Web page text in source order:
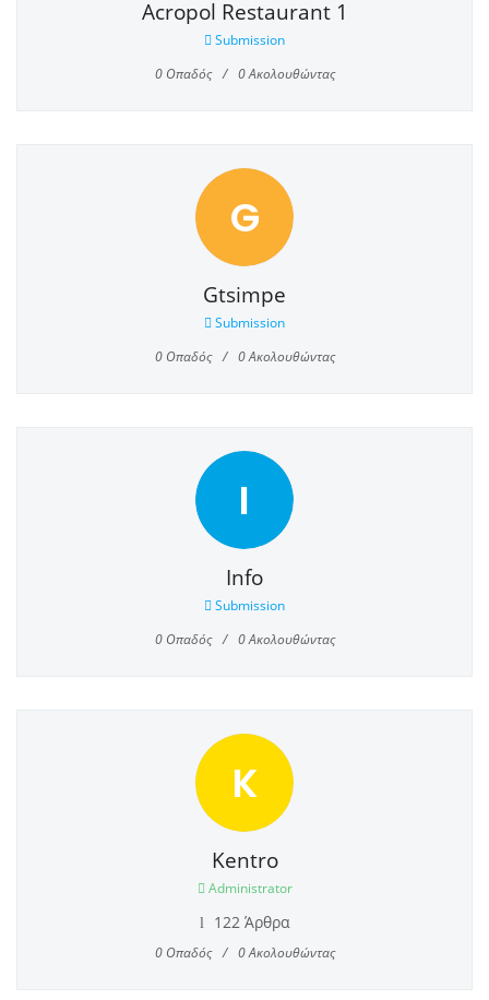
Acropol Restaurant 1
Submission
0Οπαδός 0Ακολουθώντας
G
Gtsimpe
Submission
0Οπαδός 0Ακολουθώντας
I
Info
Submission
0Οπαδός 0Ακολουθώντας
K
Kentro
Administrator
122 Άρθρα
0Οπαδός 0Ακολουθώντας